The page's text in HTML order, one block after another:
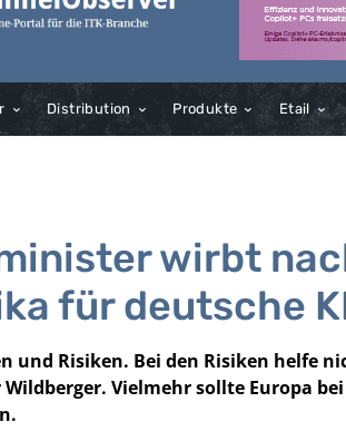
Distribution Produkte Etail
wirbt
für deutsche
und Risiken. Bei den Risiken helfe
Vielmehr sollte Europa